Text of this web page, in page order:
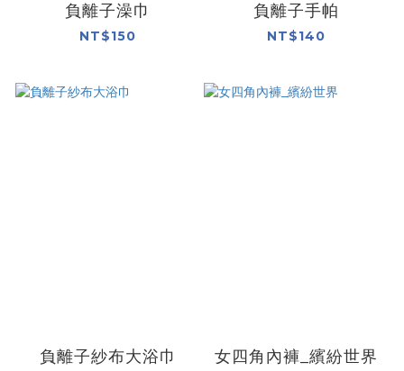
負離子澡巾
NT$150
負離子手帕
NT$140
負離子紗布大浴巾 女四角內褲_繽紛世界